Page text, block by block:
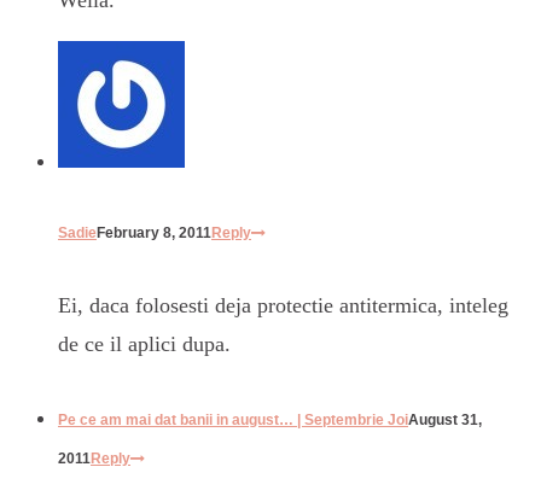
SadieFebruary 8, 2011Reply
Ei, daca folosesti deja protectie antitermica, inteleg
de ce il aplici dupa.
Pe ce am mai dat banii in august… | Septembrie JoiAugust 31,
2011Reply